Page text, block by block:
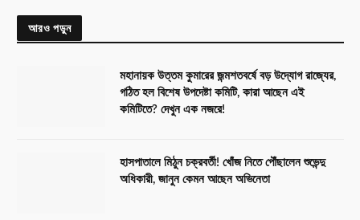
আরও পড়ুন
মহানায়ক উত্তম কুমারের জন্মশতবর্ষে বড় উদ্যোগ রাজ্যের,
গঠিত হল বিশেষ উপদেষ্টা কমিটি, কারা আছেন এই
কমিটিতে? দেখুন এক নজরে!
হাসপাতালে মিঠুন চক্রবর্তী! খোঁজ নিতে পৌঁছালেন শুভেন্দু
অধিকারী, জানুন কেমন আছেন অভিনেতা